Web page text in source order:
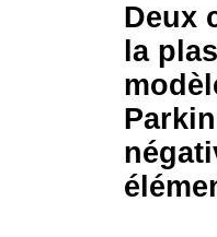
Deux
la